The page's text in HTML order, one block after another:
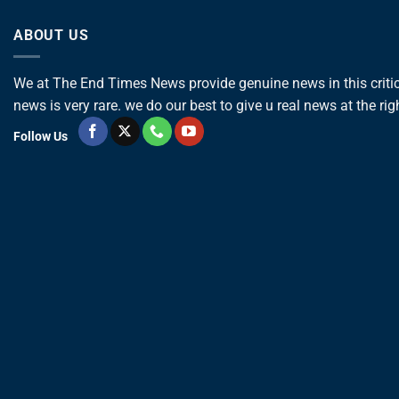
ABOUT US
We at The End Times News provide genuine news in this
news is very rare. we do our best to give u real news at the
Follow Us